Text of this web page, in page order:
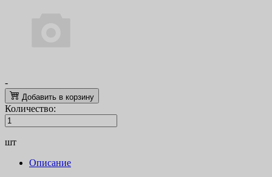
-
Добавить в корзину
Количество:
шт
Описание